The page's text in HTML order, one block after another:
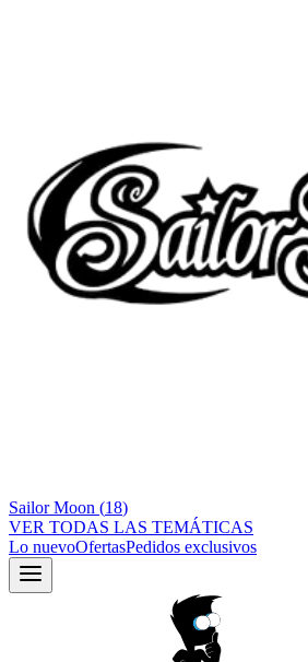
Sailor Moon (18)
VER TODAS LAS TEMÁTICAS
Lo nuevoOfertasPedidos exclusivos